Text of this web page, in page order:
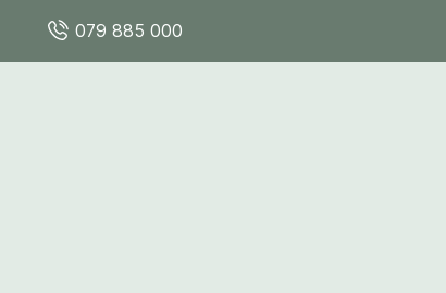
079 885 000